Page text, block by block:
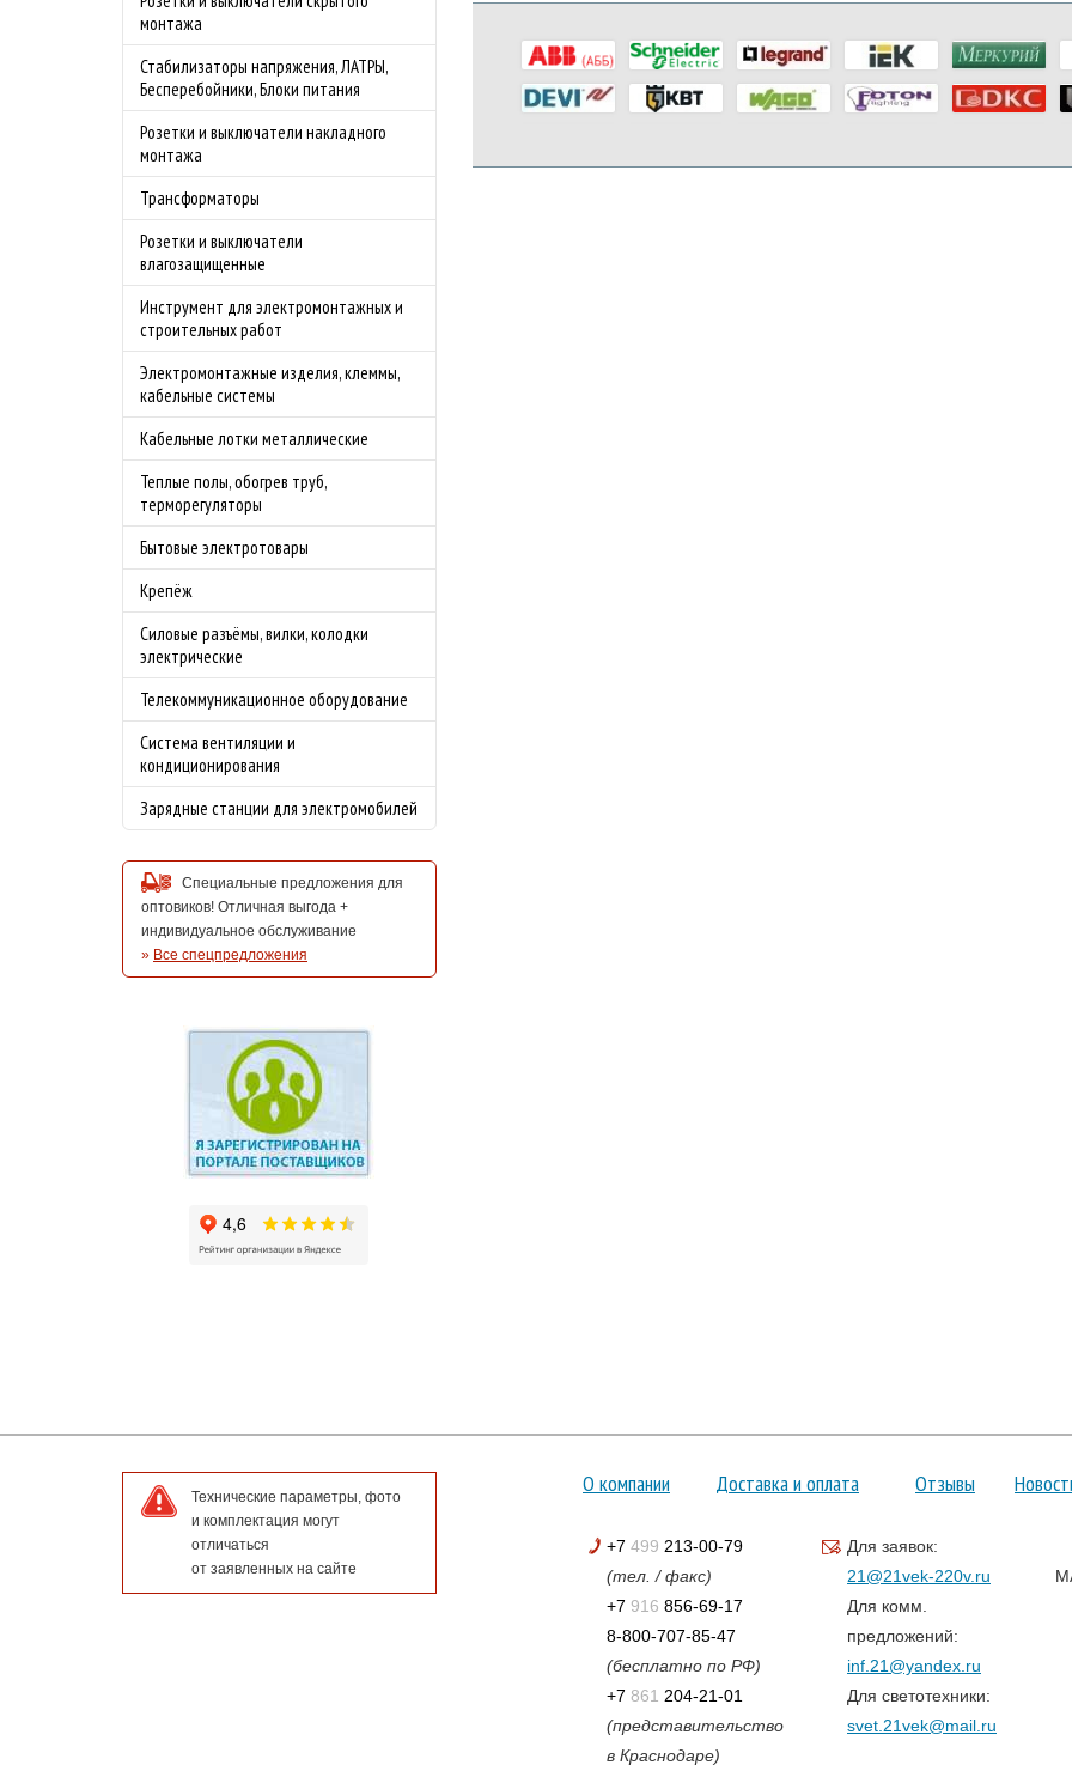
монтажа
Стабилизаторы напряжения, ЛАТРЫ,
Бесперебойники, Блоки питания
Розетки и выключатели накладного
монтажа
Трансформаторы
Розетки и выключатели
влагозащищенные
Инструмент для электромонтажных и
строительных работ
Электромонтажные изделия, клеммы,
кабельные системы
Кабельные лотки металлические
Теплые полы, обогрев труб,
терморегуляторы
Бытовые электротовары
Крепёж
Силовые разъёмы, вилки, колодки
электрические
Телекоммуникационное оборудование
Система вентиляции и
кондиционирования
Зарядные станции для электромобилей
Специальные предложения для
оптовиков! Отличная выгода +
индивидуальное обслуживание
» Все спецпредложения
Технические параметры, фото
и комплектация могут
отличаться
от заявленных на сайте
О компании Доставка и оплата Отзывы
+7 499 213-00-79
(тел. / факс)
+7 916 856-69-17
8-800-707-85-47
(бесплатно по РФ)
+7 861 204-21-01
(представительство
в Краснодаре)
Для заявок:
21@21vek-220v.ru
Для комм.
предложений:
inf.21@yandex.ru
Для светотехники:
svet.21vek@mail.ru